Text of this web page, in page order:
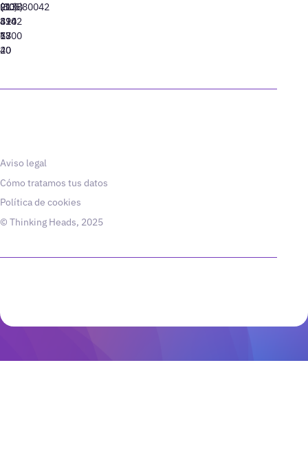
91
310
77
40
(305)
424
13
20
(10)
8942
6800
213880042
Aviso legal
Cómo tratamos tus datos
Política de cookies
© Thinking Heads, 2025